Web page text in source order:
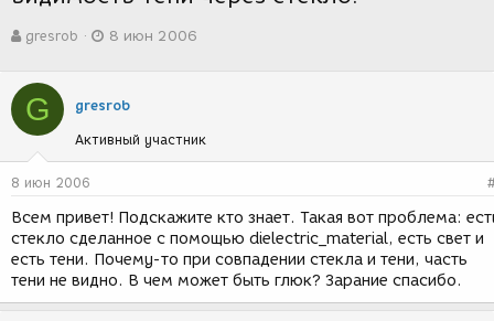
в
о
р
т
е
м
ы
gresrob
а
с
з
д
и
я
8 июн 2006
G gresrob
Активный участник
8 июн 2006
Всем привет! Подскажите кто знает. Такая вот проблема:
стекло сделанное с помощью dielectric_material, есть свет и
есть тени. Почему-то при совпадении стекла и тени, часть
тени не видно. В чем может быть глюк? Зарание спасибо.